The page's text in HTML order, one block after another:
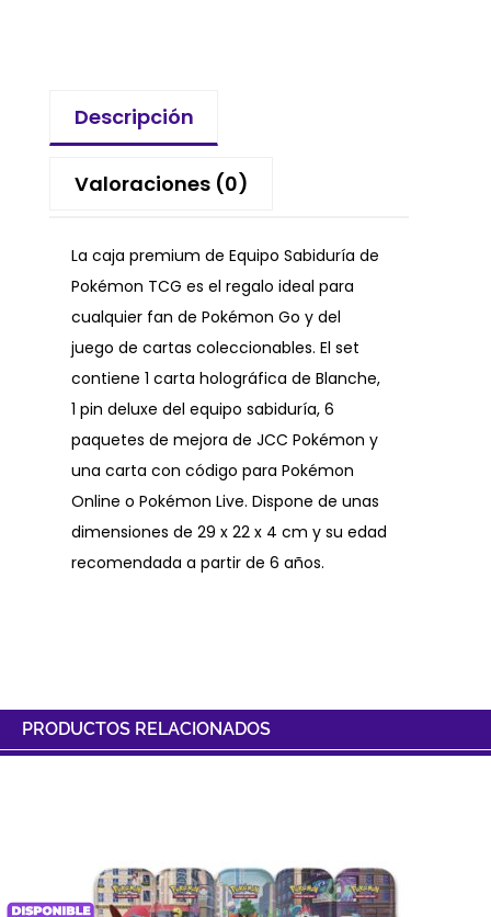
Descripción
Valoraciones (0)
La caja premium de Equipo Sabiduría de
Pokémon TCG es el regalo ideal para
cualquier fan de Pokémon Go y del
juego de cartas coleccionables. El set
contiene 1 carta holográfica de Blanche,
1 pin deluxe del equipo sabiduría, 6
paquetes de mejora de JCC Pokémon y
una carta con código para Pokémon
Online o Pokémon Live. Dispone de unas
dimensiones de 29 x 22 x 4 cm y su edad
recomendada a partir de 6 años.
PRODUCTOS RELACIONADOS